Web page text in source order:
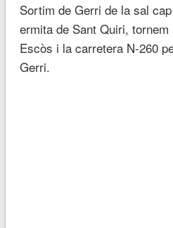
Sortim de Gerri de la sal
ermita de Sant Quiri,
Escòs i la carretera N-260
Gerri.